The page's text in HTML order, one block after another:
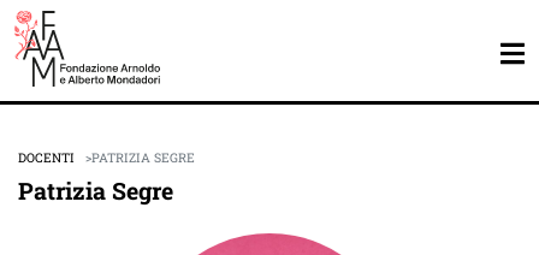
DOCENTI PATRIZIA SEGRE
Patrizia Segre